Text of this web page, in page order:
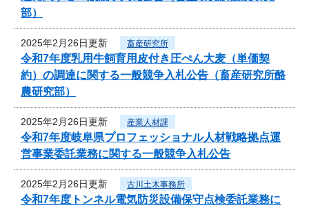
部）
2025年2月26日更新 畜産研究所
令和7年度乳用牛飼育用皮付き圧ぺん大麦（単価契
約）の調達に関する一般競争入札公告（畜産研究所酪
農研究部）
2025年2月26日更新 産業人材課
令和7年度岐阜県プロフェッショナル人材戦略拠点運
営事業委託業務に関する一般競争入札公告
2025年2月26日更新 古川土木事務所
令和7年度トンネル電気防災設備保守点検委託業務に